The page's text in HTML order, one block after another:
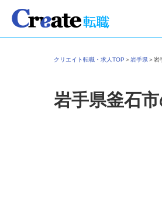
クリエイト転職・求人TOP＞岩手県＞
岩手県釜石